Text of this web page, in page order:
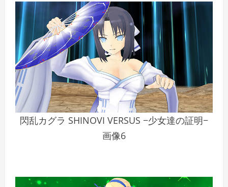
閃乱カグラ SHINOVI VERSUS −少女達の証明−
画像6